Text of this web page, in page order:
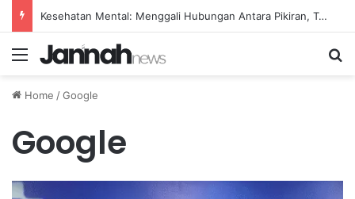
Kesehatan Mental: Menggali Hubungan Antara Pikiran, Tubuh, dan Emosi secara Mendalam
Menu
Home /Google
Google